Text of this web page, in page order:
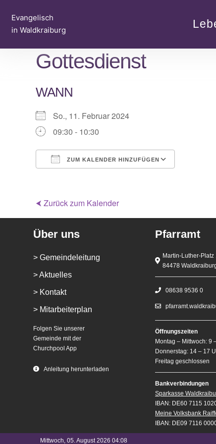
Inhalt
springen
Evangelisch
in Waldkraiburg
Gottesdienst
WANN
So., 11. Februar 2024
09:30 - 10:30
ZUM KALENDER HINZUFÜGEN
⮜ Zurück zum Kalender
Über uns
> Gemeindeleitung
> Aktuelles
> Kontakt
> Mitarbeiterplan
Folgen Sie unserer
Gemeinde mit der
Churchpool App
Anleitung herunterladen
Pfarramt
Martin-Luther-Platz
84478
08638 9536 0
Öffnungszeiten
Montag – Mittwoch: 9
Donnerstag: 14 – 17
Freitag geschlossen
Bankverbindungen
Sparkasse
IBAN: DE60 7115
Meine Volksbank
IBAN: DE09 7116
Mittwoch, 05. August 2026 04:08